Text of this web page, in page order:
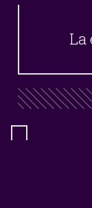
La